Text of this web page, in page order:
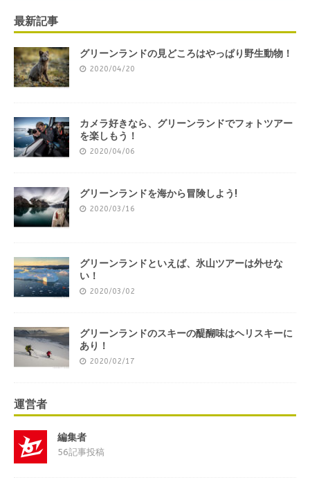
最新記事
グリーンランドの見どころはやっぱり野生動物！
2020/04/20
カメラ好きなら、グリーンランドでフォトツアー
を楽しもう！
2020/04/06
グリーンランドを海から冒険しよう!
2020/03/16
グリーンランドといえば、氷山ツアーは外せな
い！
2020/03/02
グリーンランドのスキーの醍醐味はヘリスキーに
あり！
2020/02/17
運営者
編集者
56記事投稿